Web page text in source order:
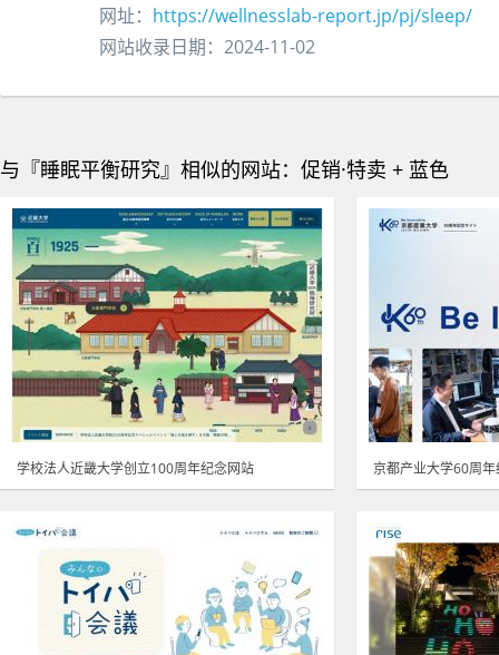
网址： https://wellnesslab-report.jp/pj/sleep/
网站收录日期：2024-11-02
与『睡眠平衡研究』相似的网站：促销·特卖 + 蓝色
学校法人近畿大学创立100周年纪念网站 京都产业大学60周